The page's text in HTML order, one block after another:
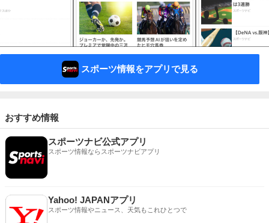
スポーツ情報をアプリで見る
おすすめ情報
スポーツナビ公式アプリ
スポーツ情報ならスポーツナビアプリ
Yahoo! JAPANアプリ
スポーツ情報やニュース、天気もこれひとつで